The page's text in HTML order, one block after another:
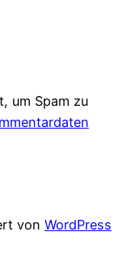
um Spam zu
von WordPress